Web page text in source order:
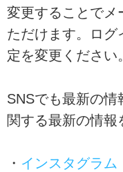
変更することでメ
ただけます。ログ
定を変更ください。
SNSでも最新の情
関する最新の情報
・ インスタグラム